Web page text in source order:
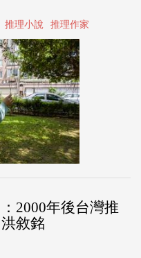
推理小說 推理作家
2000年後台灣推
敘銘